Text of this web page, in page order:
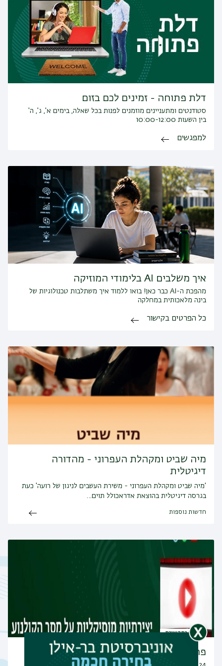
דלת פתוחה - זמינים לכם בזום
סטודנטים ומתעניינים מוזמנים לפנות בכל שאלה, בימים א', ג', ה'
בין השעות 10:00-12:00
למפגשים
איך משלבים AI בלימודי המוזיקה
מהפכת ה-AI כבר כאן! בואו ללמוד איך משתלבות טכנולוגיות של
בינה מלאכותית במחלקה
כל הפרטים בקישור
מיה שביט ומקהלת העפרוני - מהדורה
דיגיטלית
'מיה שביט ומקהלת העפרוני - משירת העשבים לניגון של רועה' כעת
בגרסה דיגיטלית בהוצאת אדראכולל תוים…
חדשות נוספות
כתבה בתקשורת
פרופ' אלון שב